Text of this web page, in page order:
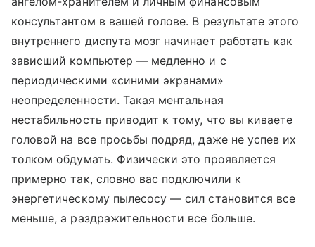
консультантом в вашей голове. В результате этого
внутреннего диспута мозг начинает работать как
зависший компьютер — медленно и с
периодическими «синими экранами»
неопределенности. Такая ментальная
нестабильность приводит к тому, что вы киваете
головой на все просьбы подряд, даже не успев их
толком обдумать. Физически это проявляется
примерно так, словно вас подключили к
энергетическому пылесосу — сил становится все
меньше, а раздражительности все больше.